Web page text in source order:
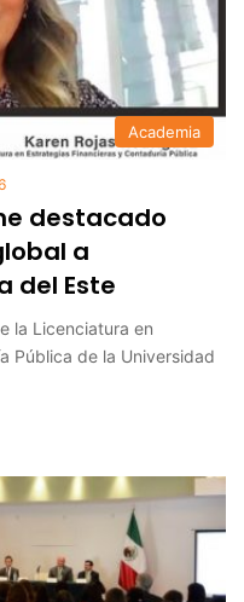
Academia
destacado
a
del Este
la Licenciatura en
Pública de la Universidad